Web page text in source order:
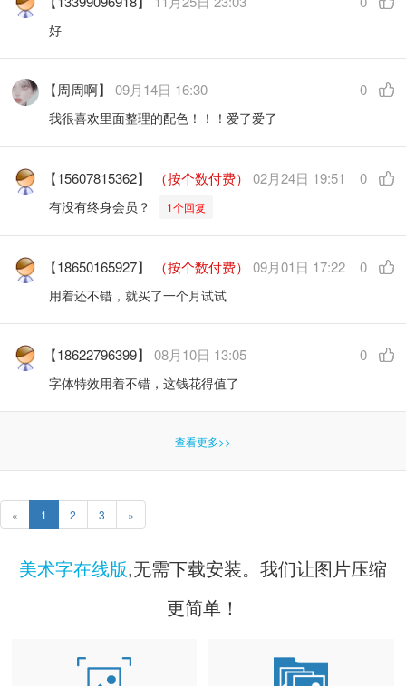
好
【周周啊】09月14日 16:30 0
我很喜欢里面整理的配色！！！爱了爱了
【15607815362】 （按个数付费） 02月24日 19:51 0
有没有终身会员？ 1个回复
【18650165927】 （按个数付费） 09月01日 17:22 0
用着还不错，就买了一个月试试
【18622796399】08月10日 13:05 0
字体特效用着不错，这钱花得值了
查看更多>>
« 1 2 3 »
美术字在线版,无需下载安装。我们让图片压缩
更简单！